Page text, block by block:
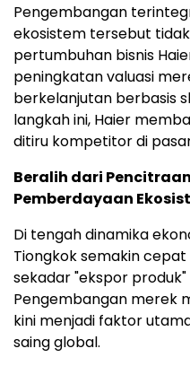
Pengembangan
ekosistem tersebut
pertumbuhan bisnis
peningkatan valuasi
berkelanjutan berbasis
langkah ini, Haier
ditiru kompetitor di
Beralih dari
Pemberdayaan
Di tengah dinamika
Tiongkok semakin
sekadar "ekspor
Pengembangan merek
kini menjadi faktor
saing global.